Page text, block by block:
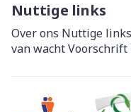
Nuttige links
Over ons Nuttige links
van wachtVoorschrift